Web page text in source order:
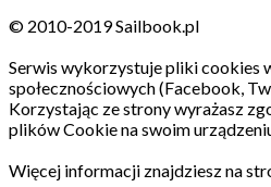
© 2010-2019 Sailbook.pl
Serwis wykorzystuje pliki cookies
społecznościowych (Facebook,
Korzystając ze strony wyrażasz
plików Cookie na swoim
Więcej informacji znajdziesz na